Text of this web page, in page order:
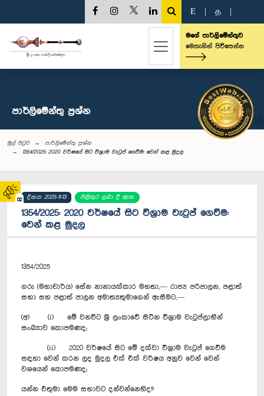
02
E த
මගේ පාර්ලිමේන්තුව
මෙතැනින් පිවිසෙන්න
පාර්ලි‌මේන්තු‌ ප්‍රශ්න
මුල් පිටුව
පාර්ලි‌මේන්තු‌ ප්‍රශ්න
1354/2025: 2020 වර්ෂයේ සිට විශ්‍රාම වැටුප් ගෙවීම: වෙන් කළ මුදල
දිනය: 2025-11-13 පිළිතුර ලබා දී ඇත
1354/2025: 2020 වර්ෂයේ සිට විශ්‍රාම වැටුප් ගෙවීම:
වෙන් කළ මුදල
1354/2025
ගරු (මහාචාර්ය) සේන නානායක්කාර මහතා,— රාජ්‍ය පරිපාලන, පළාත්
සභා සහ පළාත් පාලන අමාත්‍යතුමාගෙන් ඇසීමට,—
(අ) (i) මේ වනවිට ශ්‍රී ලංකාවේ සිටින විශ්‍රාම වැටුප්ලාභීන්
සංඛ්‍යාව කොපමණද;
(ii) 2020 වර්ෂයේ සිට මේ දක්වා විශ්‍රාම වැටුප් ගෙවීම
සඳහා වෙන් කරන ලද මුදල එක් එක් වර්ෂය අනුව වෙන් වෙන්
වශයෙන් කොපමණද;
යන්න එතුමා මෙම සභාවට දන්වන්නෙහිද?